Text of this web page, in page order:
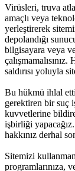
Virüsleri, truva
amaçlı veya
yerleştirerek
depolandığı
bilgisayara veya
saldırısı yoluyla
Bu hükmü ihlal
gerektiren bir suç
kuvvetlerine
işbirliği
hakkınız derhal
Sitemizi
programlarınıza,